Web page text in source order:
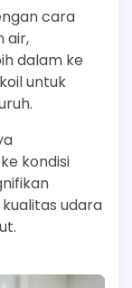
cara
air,
dalam ke
untuk
kondisi
udara